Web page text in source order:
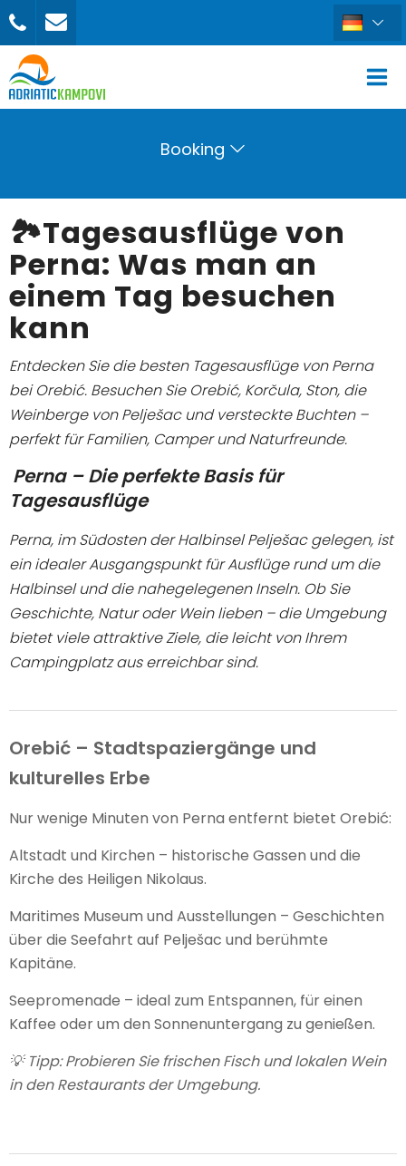
Booking
BUCHEN
🏞️Tagesausflüge von
Perna: Was man an
einem Tag besuchen
kann
Entdecken Sie die besten Tagesausflüge von Perna
bei Orebić. Besuchen Sie Orebić, Korčula, Ston, die
Weinberge von Pelješac und versteckte Buchten –
perfekt für Familien, Camper und Naturfreunde.
Perna – Die perfekte Basis für
Tagesausflüge
Perna, im Südosten der Halbinsel Pelješac gelegen, ist
ein idealer Ausgangspunkt für Ausflüge rund um die
Halbinsel und die nahegelegenen Inseln. Ob Sie
Geschichte, Natur oder Wein lieben – die Umgebung
bietet viele attraktive Ziele, die leicht von Ihrem
Campingplatz aus erreichbar sind.
Orebić – Stadtspaziergänge und
kulturelles Erbe
Nur wenige Minuten von Perna entfernt bietet Orebić:
Altstadt und Kirchen – historische Gassen und die
Kirche des Heiligen Nikolaus.
Maritimes Museum und Ausstellungen – Geschichten
über die Seefahrt auf Pelješac und berühmte
Kapitäne.
Seepromenade – ideal zum Entspannen, für einen
Kaffee oder um den Sonnenuntergang zu genießen.
💡 Tipp: Probieren Sie frischen Fisch und lokalen Wein
in den Restaurants der Umgebung.